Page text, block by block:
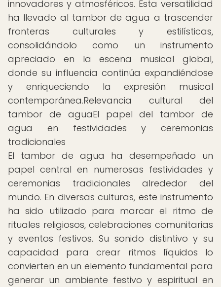
innovadores y atmosféricos. Esta versatilidad
ha llevado al tambor de agua a trascender
fronteras culturales y estilísticas,
consolidándolo como un instrumento
apreciado en la escena musical global,
donde su influencia continúa expandiéndose
y enriqueciendo la expresión musical
contemporánea.Relevancia cultural del
tambor de aguaEl papel del tambor de
agua en festividades y ceremonias
tradicionales
El tambor de agua ha desempeñado un
papel central en numerosas festividades y
ceremonias tradicionales alrededor del
mundo. En diversas culturas, este instrumento
ha sido utilizado para marcar el ritmo de
rituales religiosos, celebraciones comunitarias
y eventos festivos. Su sonido distintivo y su
capacidad para crear ritmos líquidos lo
convierten en un elemento fundamental para
generar un ambiente festivo y espiritual en